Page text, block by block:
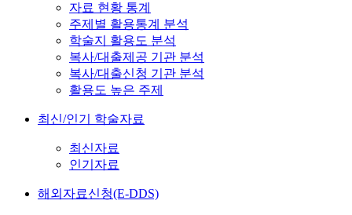
자료 현황 통계
주제별 활용통계 분석
학술지 활용도 분석
복사/대출제공 기관 분석
복사/대출신청 기관 분석
활용도 높은 주제
최신/인기 학술자료
최신자료
인기자료
해외자료신청(E-DDS)